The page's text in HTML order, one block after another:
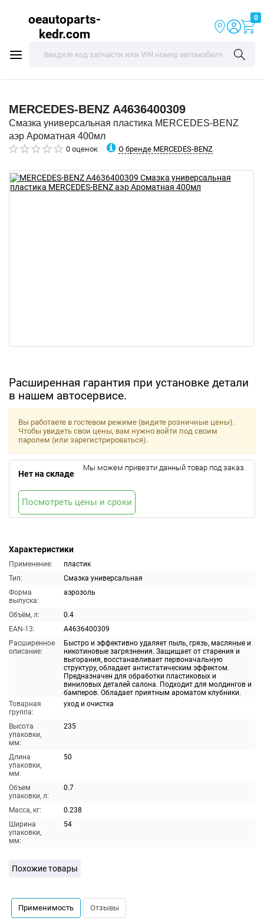
oeautoparts-
kedr.com
0
MERCEDES-BENZ A4636400309
Смазка универсальная пластика MERCEDES-BENZ
аэр Ароматная 400мл
0 оценок О бренде MERCEDES-BENZ
Расширенная гарантия при установке детали
в нашем автосервисе.
Характеристики
Применение:
пластик
Тип:
Смазка универсальная
Форма
выпуска:
аэрозоль
Объём, л:
0.4
EAN-13:
A4636400309
Расширенное
описание:
Быстро и эффективно удаляет пыль, грязь, масляные и
никотиновые загрязнения. Защищает от старения и
выгорания, восстанавливает первоначальную
структуру, обладает антистатическим эффектом.
Предназначен для обработки пластиковых и
виниловых деталей салона. Подходит для молдингов и
бамперов. Обладает приятным ароматом клубники.
Товарная
группа:
уход и очистка
Высота
упаковки,
мм:
235
Длина
упаковки,
мм:
50
Объем
упаковки, л:
0.7
Масса, кг:
0.238
Ширина
упаковки,
мм:
54
Вы работаете в гостевом режиме (видите розничные цены).
Чтобы увидеть свои цены, вам нужно войти под своим
паролем (или зарегистрироваться).
Нет на складе
Мы можем привезти данный товар под заказ.
Посмотреть цены и сроки
Похожие товары
Применимость Отзывы